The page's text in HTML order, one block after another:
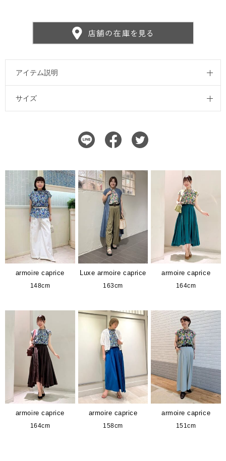
アイテム説明
サイズ
armoire caprice
148cm
Luxe armoire caprice
163cm
armoire caprice
164cm
armoire caprice
164cm
armoire caprice
158cm
armoire caprice
151cm